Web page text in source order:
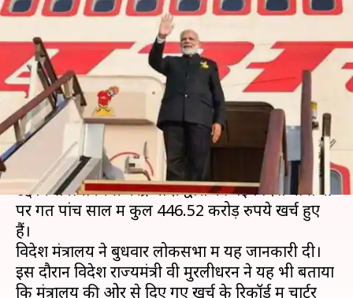
पांच सालों में प्रधानमंत्री नरेंद्र मोदी
की विदेश यात्राओं पर खर्च हुए 446
करोड़ रुपये
लेखन भारत शर्मा Mar 05, 2020 12:29 pm
क्या है खबर?
विश्व के अन्य राष्ट्रों से भारत के बेहतर सबंध बनाने के
उद्देश्य से प्रधानमंत्री नरेंद्र मोदी द्वारा की गई विदेश यात्राओं
पर गत पांच साल में कुल 446.52 करोड़ रुपये खर्च हुए
हैं।
विदेश मंत्रालय ने बुधवार लोकसभा में यह जानकारी दी।
इस दौरान विदेश राज्यमंत्री वी मुरलीधरन ने यह भी बताया
कि मंत्रालय की ओर से दिए गए खर्च के रिकॉर्ड में चार्टर